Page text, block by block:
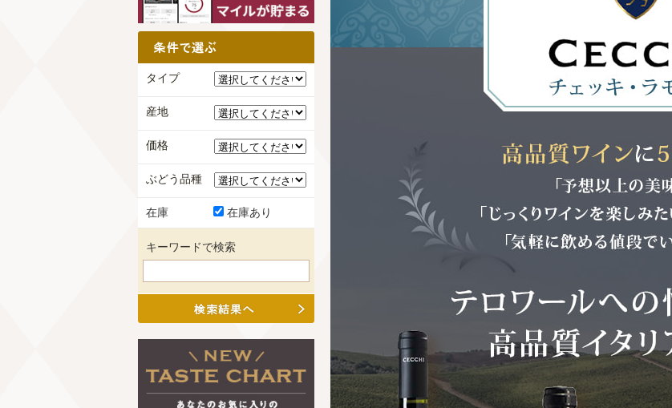
タイプ
産地
価格
ぶどう品種
在庫 在庫あり
キーワードで検索